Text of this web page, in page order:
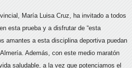
María Luisa Cruz, ha invitado a todos
esta prueba y a disfrutar de “esta
amantes a esta disciplina deportiva puedan
Además, con este medio maratón
saludable, a la vez que potenciamos el